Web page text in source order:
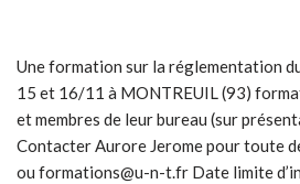
Une formation sur la réglementation
15 et 16/11 à MONTREUIL (93)
et membres de leur bureau (sur
Contacter Aurore Jerome pour toute
ou formations@u-n-t.fr Date limite